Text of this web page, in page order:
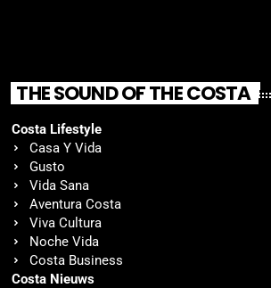
THE SOUND OF THE COSTA
Costa Lifestyle
Casa Y Vida
Gusto
Vida Sana
Aventura Costa
Viva Cultura
Noche Vida
Costa Business
Costa Nieuws